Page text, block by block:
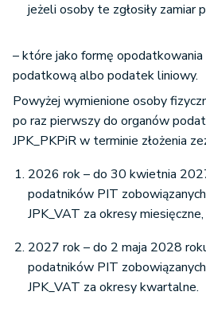
jeżeli osoby te zgłosiły zamiar
– które jako formę opodatkowania
podatkową albo podatek liniowy.
Powyżej wymienione osoby
po raz pierwszy do organów
JPK_PKPiR w terminie złożenia
2026 rok – do 30 kwietnia
podatników PIT zobowiązanych
JPK_VAT za okresy miesięczne,
2027 rok – do 2 maja 2028
podatników PIT zobowiązanych
JPK_VAT za okresy kwartalne.